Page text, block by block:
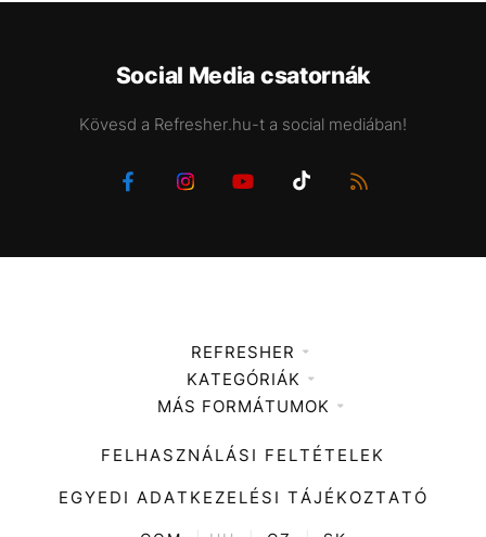
Social Media csatornák
Kövesd a Refresher.hu-t a social mediában!
REFRESHER
Médiaajánlat
KATEGÓRIÁK
Zene
Divat
Kultúra
MÁS FORMÁTUMOK
FELHASZNÁLÁSI FELTÉTELEK
EGYEDI ADATKEZELÉSI TÁJÉKOZTATÓ